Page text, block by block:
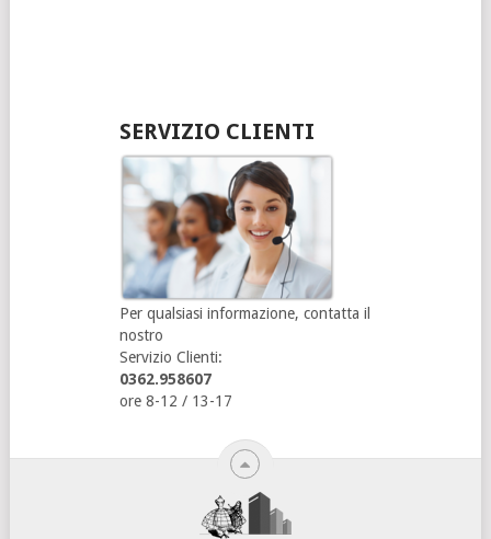
SERVIZIO CLIENTI
Per qualsiasi informazione, contatta il
nostro
Servizio Clienti:
0362.958607
ore 8-12 / 13-17